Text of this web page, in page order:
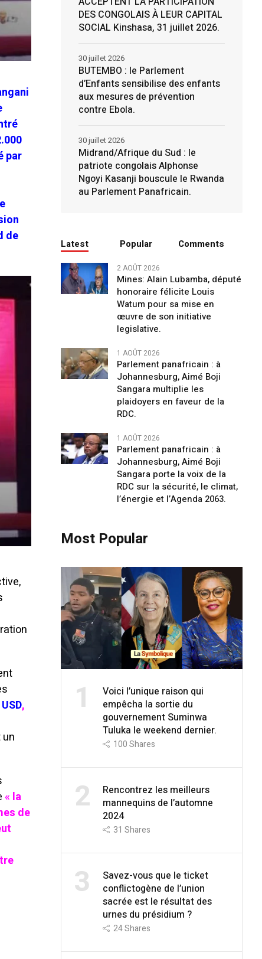
par
de
,
« la
de
DES CONGOLAIS À LEUR CAPITAL
SOCIAL Kinshasa, 31 juillet 2026.
BUTEMBO : le Parlement
d’Enfants sensibilise des enfants
aux mesures de prévention
contre Ebola.
30 juillet 2026
Midrand/Afrique du Sud : le
patriote congolais Alphonse
Ngoyi Kasanji bouscule le Rwanda
au Parlement Panafricain.
30 juillet 2026
Latest Popular Comments
2 AOÛT 2026
Mines: Alain Lubamba, député
honoraire félicite Louis
Watum pour sa mise en
œuvre de son initiative
legislative.
1 AOÛT 2026
Parlement panafricain : à
Johannesburg, Aimé Boji
Sangara multiplie les
plaidoyers en faveur de la
RDC.
1 AOÛT 2026
Parlement panafricain : à
Johannesburg, Aimé Boji
Sangara porte la voix de la
RDC sur la sécurité, le climat,
l’énergie et l’Agenda 2063.
Most Popular
1
Voici l’unique raison qui
empêcha la sortie du
gouvernement Suminwa
Tuluka le weekend dernier.
100Shares
2
Rencontrez les meilleurs
mannequins de l’automne
2024
31 Shares
3
Savez-vous que le ticket
conflictogène de l’union
sacrée est le résultat des
urnes du présidium ?
24Shares